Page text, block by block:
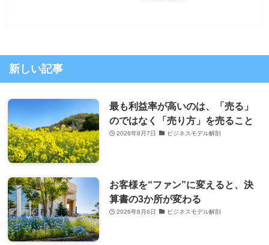
新しい記事
最も利益率が高いのは、「売る」
のではなく「売り方」を売ること
2026年8月7日 ビジネスモデル解剖
お客様を“ファン”に変えると、決
算書の3か所が変わる
2026年8月6日 ビジネスモデル解剖